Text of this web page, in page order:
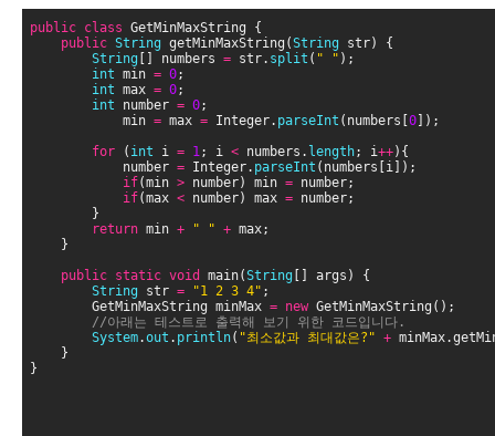
public class GetMinMaxString {
public String getMinMaxString(String str) {
String [] numbers = str. split ( " " );
int min = 0;
int max = 0;
int number = 0;
    		min
= max = Integer. parseInt (numbers[ 0 ]);
for ( int i = 1; i < numbers. length; i++){
          	number
= Integer. parseInt (numbers[i]);
if(min > number) min = number;
if(max < number) max = number;
        }
return min + " " + max;
    }
public static void main(String [] args) {
String str = "1 2 3 4" ;
        GetMinMaxString minMax
= new GetMinMaxString();
//아래는 테스트로 출력해 보기 위한 코드입니다.
System.out . println( "최소값과 최대값은?" +
    }
}